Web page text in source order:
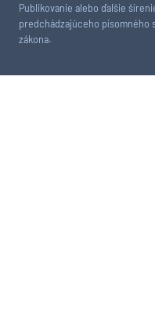
Publikovanie alebo ďalšie
predchádzajúceho písomného
zákona.